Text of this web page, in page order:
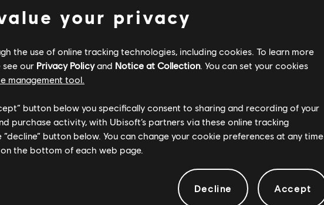
your privacy
the use of online tracking technologies, including cookies. To learn more
see our Privacy Policyand Notice at Collection. You can set your cookies
management tool.
button below you specifically consent to sharing and recording of your
purchase activity, with Ubisoft’s partners via these online tracking
button below. You can change your cookie preferences at any time
the bottom of each web page.
Decline Accept